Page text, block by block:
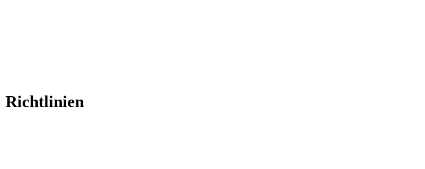
Richtlinien